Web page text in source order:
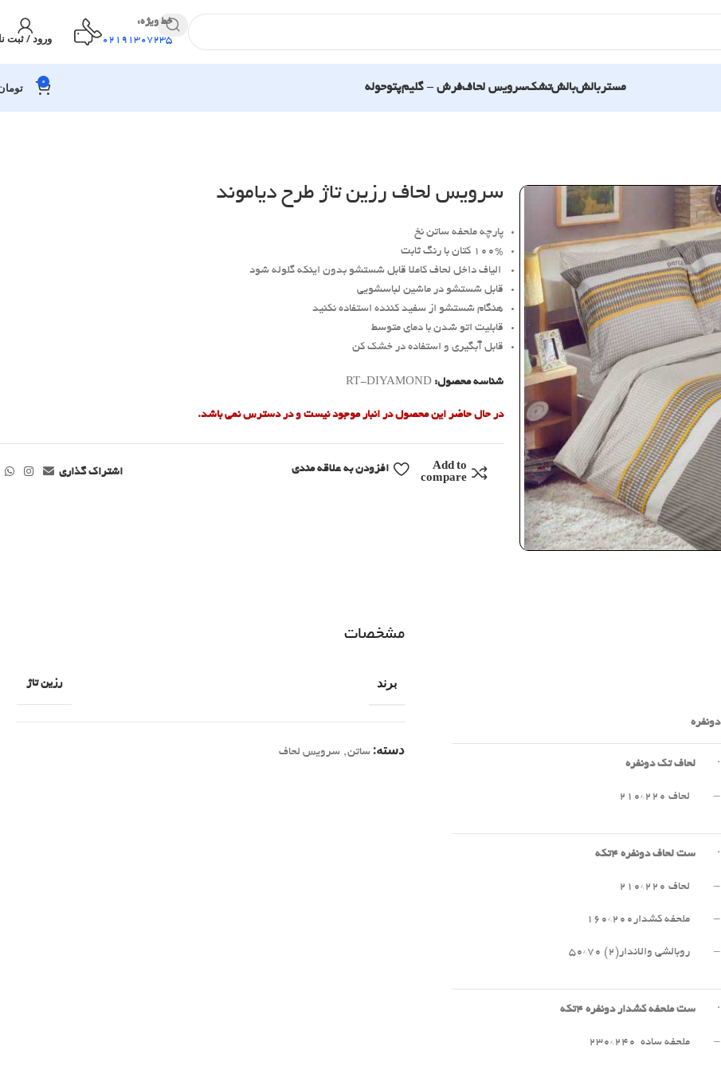
خط ویژه:
02191307235
ورود / ثبت
مستربالشبالشتشکسرویس لحاففرش – گلیمپتوحوله 0
سرویس لحاف رزین تاژ طرح دیاموند
پارچه ملحفه ساتن نخ
100% کتان با رنگ ثابت
الیاف داخل لحاف کاملا قابل شستشو بدون اینکه گلوله شود
قابل شستشو در ماشین لباسشویی
هنگام شستشو از سفید کننده استفاده نکنید
قابلیت اتو شدن با دمای متوسط
قابل آبگیری و استفاده در خشک کن
شناسه محصول: RT-DIYAMOND
در حال حاضر این محصول در انبار موجود نیست و در دسترس نمی باشد.
Add to
compare
افزودن به علاقه مندی اشتراک گذاری
دونفره
· لحاف تک دونفره
– لحاف ۲۲۰*۲۱۰
· ست لحاف دونفره ۴تکه
– لحاف ۲۲۰*۲۱۰
– ملحفه کشدار۲۰۰*۱۶۰
– روبالشی والاندار(۲) ۷۰*۵۰
· ست ملحفه کشدار دونفره ۴تکه
– ملحفه ساده ۲۴۰*۲۳۰
مشخصات
برند رزین تاژ
دسته: ساتن, سرویس لحاف